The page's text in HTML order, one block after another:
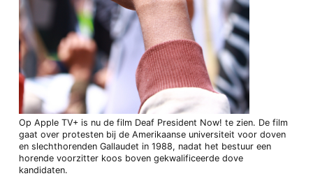
Op Apple TV+ is nu de film Deaf President Now! te zien. De film
gaat over protesten bij de Amerikaanse universiteit voor doven
en slechthorenden Gallaudet in 1988, nadat het bestuur een
horende voorzitter koos boven gekwalificeerde dove
kandidaten.